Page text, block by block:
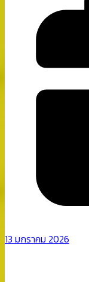
13 มกราคม 2026